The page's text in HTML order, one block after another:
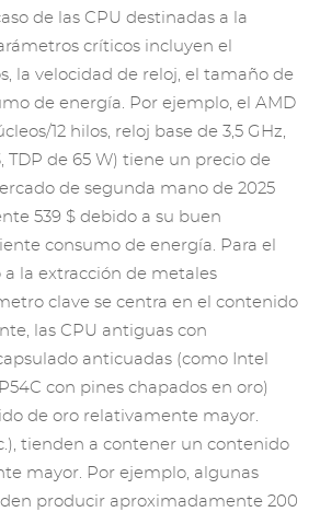
de las CPU destinadas a la
críticos incluyen el
la velocidad de reloj, el tamaño de
de energía. Por ejemplo, el AMD
12 hilos, reloj base de 3,5 GHz,
TDP de 65 W) tiene un precio de
de segunda mano de 2025
539 $ debido a su buen
consumo de energía. Para el
la extracción de metales
clave se centra en el contenido
las CPU antiguas con
anticuadas (como Intel
con pines chapados en oro)
de oro relativamente mayor.
tienden a contener un contenido
mayor. Por ejemplo, algunas
producir aproximadamente 200